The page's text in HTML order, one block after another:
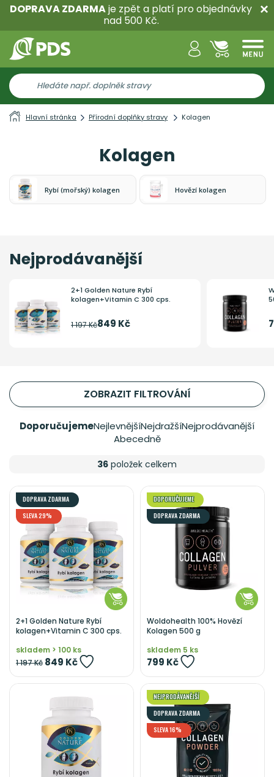
DOPRAVA ZDARMAje zpět a platí pro objednávky
nad 500 Kč.
Hlavní stránka Přírodní doplňky stravy Kolagen
Kolagen
Rybí (mořský) kolagen Hovězí kolagen
Nejprodávanější
2+1 Golden Nature Rybí
kolagen+Vitamin C 300 cps.
1 197 Kč849 Kč
ZOBRAZIT FILTROVÁNÍ
DoporučujemeNejlevnějšíNejdražšíNejprodávanější
Abecedně
36 položek celkem
DOPRAVA ZDARMA
SLEVA 29%
2+1 Golden Nature Rybí
kolagen+Vitamin C 300 cps.
skladem > 100 ks
1 197 Kč 849 Kč
DOPORUČUJEME
DOPRAVA ZDARMA
Woldohealth 100% Hovězí
Kolagen 500 g
skladem 5 ks
799 Kč
NEJPRODÁVANĚJŠÍ
DOPRAVA ZDARMA
SLEVA 16%